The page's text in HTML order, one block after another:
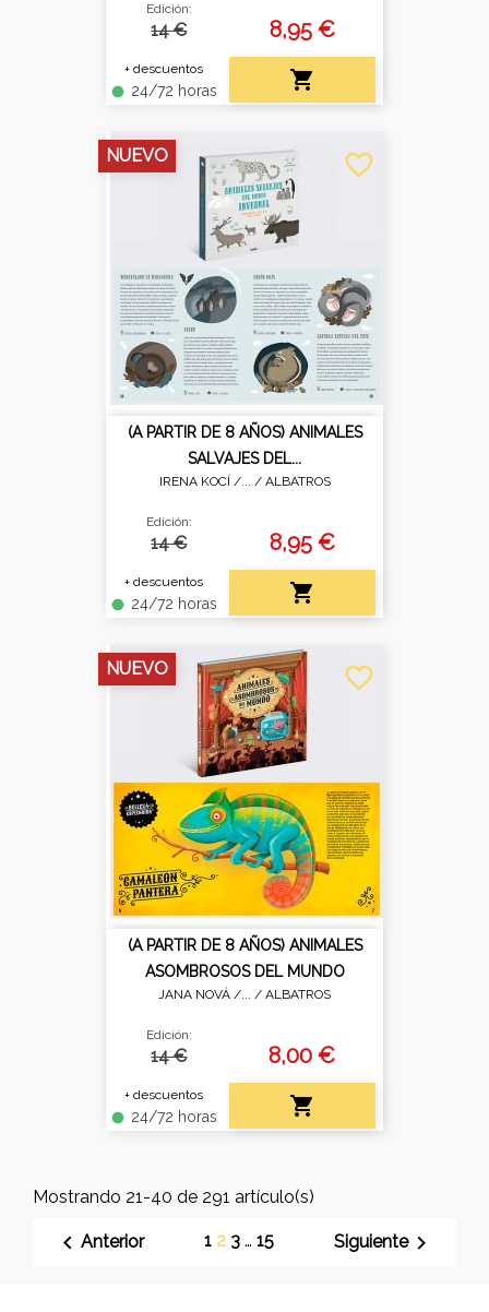
Edición:
14 €
+ descuentos
fiber_manual_record 24/72 horas
8,95 €

(A PARTIR DE 8 AÑOS) ANIMALES
SALVAJES DEL...
IRENA KOCÍ /... / ALBATROS
Edición:
14 €
+ descuentos
fiber_manual_record 24/72 horas
8,95 €

favorite_border
NUEVO
(A PARTIR DE 8 AÑOS) ANIMALES
ASOMBROSOS DEL MUNDO
JANA NOVÁ /... / ALBATROS
Edición:
14 €
+ descuentos
fiber_manual_record 24/72 horas
8,00 €

favorite_border
NUEVO
Mostrando 21-40 de 291 artículo(s)
 Anterior 1 2 3 … 15 Siguiente